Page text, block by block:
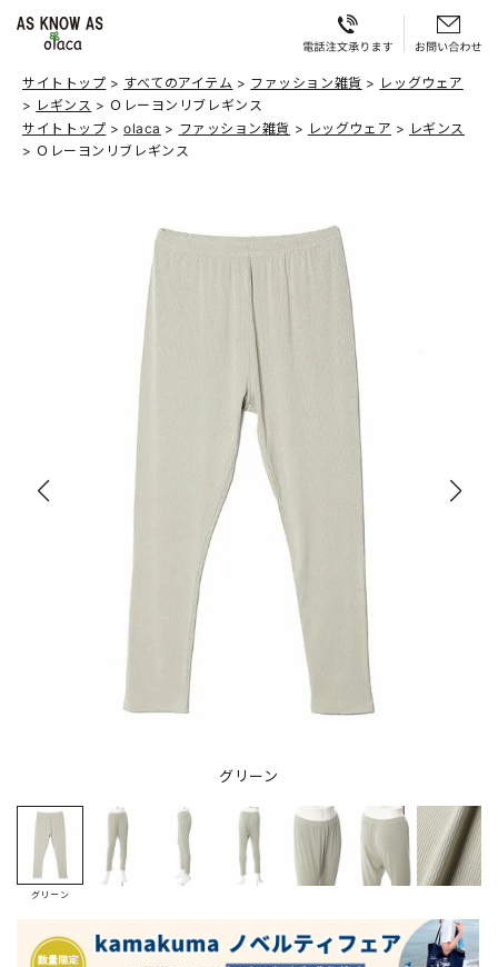
サイトトップ すべてのアイテム ファッション雑貨
レッグウェア
レギンス
Ｏレーヨンリブレギンス
サイトトップ
olaca ファッション雑貨 レッグウェア
レギンス
Ｏレーヨンリブレギンス
グリーン
グリーン